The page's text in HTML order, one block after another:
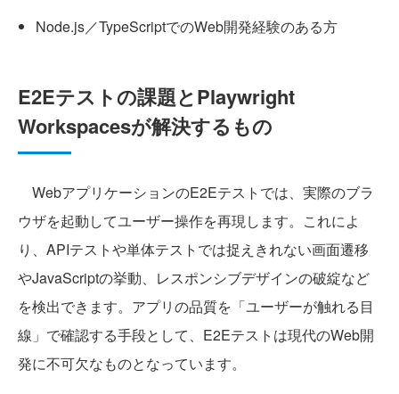
Node.js／TypeScriptでのWeb開発経験のある方
E2Eテストの課題とPlaywright
Workspacesが解決するもの
WebアプリケーションのE2Eテストでは、実際のブラ
ウザを起動してユーザー操作を再現します。これによ
り、APIテストや単体テストでは捉えきれない画面遷移
やJavaScriptの挙動、レスポンシブデザインの破綻など
を検出できます。アプリの品質を「ユーザーが触れる目
線」で確認する手段として、E2Eテストは現代のWeb開
発に不可欠なものとなっています。